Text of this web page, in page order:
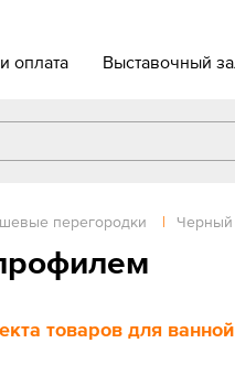
оплата Выставочный
перегородки |
товаров для